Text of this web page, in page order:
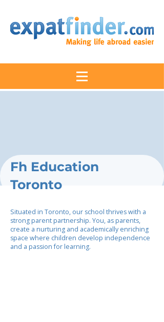
Fh Education
Toronto
Situated in Toronto, our school thrives with a
strong parent partnership. You, as parents,
create a nurturing and academically enriching
space where children develop independence
and a passion for learning.